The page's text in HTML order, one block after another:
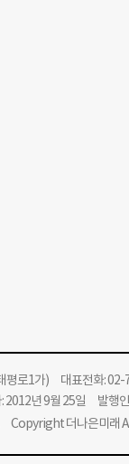
평로1가) 대표전화:
년 9월 25일 발행
Copyright 더나은미래